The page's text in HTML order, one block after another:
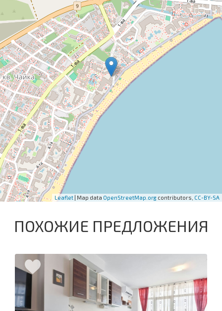
Leaflet | Map data OpenStreetMap.org contributors, CC-BY-SA
ПОХОЖИЕ ПРЕДЛОЖЕНИЯ